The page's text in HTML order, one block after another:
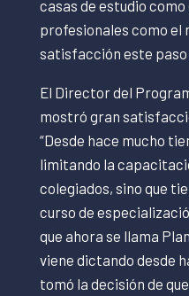
casas de estudio
profesionales como el
satisfacción este paso
El Director del
mostró gran
“Desde hace mucho
limitando la
colegiados, sino que
curso de
que ahora se llama
viene dictando desde
tomó la decisión de